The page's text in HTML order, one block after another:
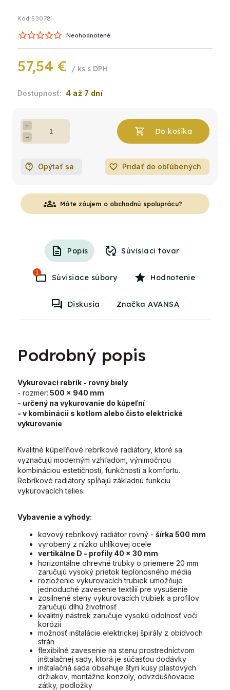
Kód:53078
Neohodnotené
57,54 € / ks
4 až 7 dní
+
−
Opýtať sa favorite_border Pridať do obľúbených
groups Máte záujem o obchodnú spoluprácu?
Popis Súvisiaci tovar
1
Súvisiace súbory Hodnotenie
Diskusia Značka AVANSA
Podrobný popis
Vykurovací rebrík - rovný biely
- rozmer: 500 x 940 mm
- určený na vykurovanie do kúpeľní
- v kombinácii s kotlom alebo čisto elektrické
vykurovanie
Kvalitné kúpeľňové rebríkové radiátory, ktoré sa
vyznačujú moderným vzhľadom, výnimočnou
kombináciou estetičnosti, funkčnosti a komfortu.
Rebríkové radiátory spĺňajú základnú funkciu
vykurovacích telies.
Vybavenie a výhody:
kovový rebríkový radiátor rovný - šírka 500 mm
vyrobený z nízko uhlíkovej ocele
vertikálne D - profily 40 x 30 mm
horizontálne ohrevné trubky o priemere 20 mm
zaručujú vysoký prietok teplonosného média
rozloženie vykurovacích trubiek umožňuje
jednoduché zavesenie textílií pre vysušenie
zosilnené steny vykurovacích trubiek a profilov
zaručujú dlhú životnosť
kvalitný nástrek zaručuje vysokú odolnosť voči
korózii
možnosť inštalácie elektrickej špirály z obidvoch
strán
flexibilné zavesenie na stenu prostredníctvom
inštalačnej sady, ktorá je súčasťou dodávky
inštalačná sada obsahuje štyri kusy plastových
držiakov, montážne konzoly, odvzdušňovacie
zátky, podložky